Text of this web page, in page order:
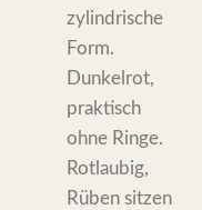
zylindrische
Form.
Dunkelrot,
praktisch
ohne Ringe.
Rotlaubig,
Rüben sitzen